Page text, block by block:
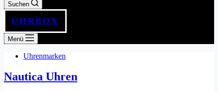
Suchen
UHRBOX
Menü
Uhrenmarken
Nautica Uhren